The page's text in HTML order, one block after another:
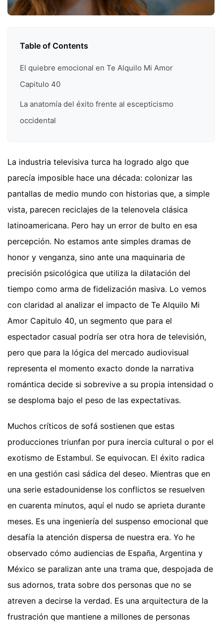
Table of Contents
El quiebre emocional en Te Alquilo Mi Amor
Capitulo 40
La anatomía del éxito frente al escepticismo
occidental
La industria televisiva turca ha logrado algo que
parecía imposible hace una década: colonizar las
pantallas de medio mundo con historias que, a simple
vista, parecen reciclajes de la telenovela clásica
latinoamericana. Pero hay un error de bulto en esa
percepción. No estamos ante simples dramas de
honor y venganza, sino ante una maquinaria de
precisión psicológica que utiliza la dilatación del
tiempo como arma de fidelización masiva. Lo vemos
con claridad al analizar el impacto de Te Alquilo Mi
Amor Capitulo 40, un segmento que para el
espectador casual podría ser otra hora de televisión,
pero que para la lógica del mercado audiovisual
representa el momento exacto donde la narrativa
romántica decide si sobrevive a su propia intensidad o
se desploma bajo el peso de las expectativas.
Muchos críticos de sofá sostienen que estas
producciones triunfan por pura inercia cultural o por el
exotismo de Estambul. Se equivocan. El éxito radica
en una gestión casi sádica del deseo. Mientras que en
una serie estadounidense los conflictos se resuelven
en cuarenta minutos, aquí el nudo se aprieta durante
meses. Es una ingeniería del suspenso emocional que
desafía la atención dispersa de nuestra era. Yo he
observado cómo audiencias de España, Argentina y
México se paralizan ante una trama que, despojada de
sus adornos, trata sobre dos personas que no se
atreven a decirse la verdad. Es una arquitectura de la
frustración que mantiene a millones de personas